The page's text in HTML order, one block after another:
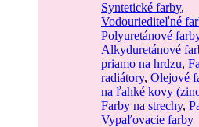
Syntetické farby,
Vodouriediteľné
Polyuretánové
Alkyduretánové
priamo na hrdzu,
radiátory, Olejové
na ľahké kovy
Farby na strechy,
Vypaľovacie farby